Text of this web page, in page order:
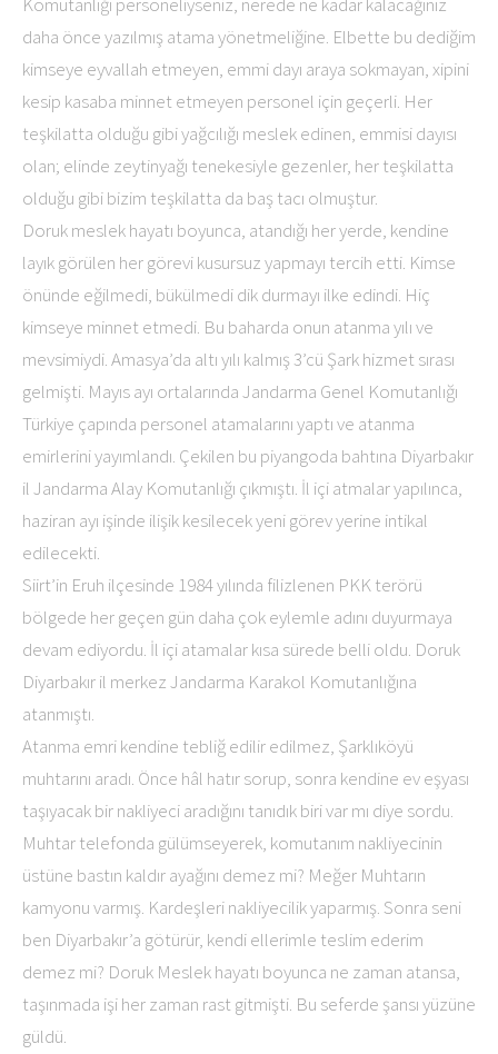
daha önce yazılmış atama yönetmeliğine. Elbette bu dediğim
kimseye eyvallah etmeyen, emmi dayı araya sokmayan, xipini
kesip kasaba minnet etmeyen personel için geçerli. Her
teşkilatta olduğu gibi yağcılığı meslek edinen, emmisi dayısı
olan; elinde zeytinyağı tenekesiyle gezenler, her teşkilatta
olduğu gibi bizim teşkilatta da baş tacı olmuştur.
Doruk meslek hayatı boyunca, atandığı her yerde, kendine
layık görülen her görevi kusursuz yapmayı tercih etti. Kimse
önünde eğilmedi, bükülmedi dik durmayı ilke edindi. Hiç
kimseye minnet etmedi. Bu baharda onun atanma yılı ve
mevsimiydi. Amasya’da altı yılı kalmış 3’cü Şark hizmet sırası
gelmişti. Mayıs ayı ortalarında Jandarma Genel Komutanlığı
Türkiye çapında personel atamalarını yaptı ve atanma
emirlerini yayımlandı. Çekilen bu piyangoda bahtına Diyarbakır
il Jandarma Alay Komutanlığı çıkmıştı. İl içi atmalar yapılınca,
haziran ayı işinde ilişik kesilecek yeni görev yerine intikal
edilecekti.
Siirt’in Eruh ilçesinde 1984 yılında filizlenen PKK terörü
bölgede her geçen gün daha çok eylemle adını duyurmaya
devam ediyordu. İl içi atamalar kısa sürede belli oldu. Doruk
Diyarbakır il merkez Jandarma Karakol Komutanlığına
atanmıştı.
Atanma emri kendine tebliğ edilir edilmez, Şarklıköyü
muhtarını aradı. Önce hâl hatır sorup, sonra kendine ev eşyası
taşıyacak bir nakliyeci aradığını tanıdık biri var mı diye sordu.
Muhtar telefonda gülümseyerek, komutanım nakliyecinin
üstüne bastın kaldır ayağını demez mi? Meğer Muhtarın
kamyonu varmış. Kardeşleri nakliyecilik yaparmış. Sonra seni
ben Diyarbakır’a götürür, kendi ellerimle teslim ederim
demez mi? Doruk Meslek hayatı boyunca ne zaman atansa,
taşınmada işi her zaman rast gitmişti. Bu seferde şansı yüzüne
güldü.